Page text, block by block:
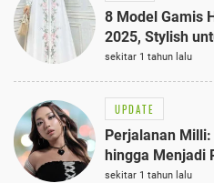
8 Model Gamis
2025, Stylish
Semi-Formal
sekitar 1 tahun lalu
UPDATE
Perjalanan
hingga Menjadi
sekitar 1 tahun lalu